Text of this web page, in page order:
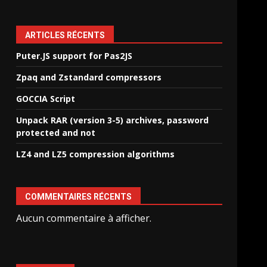
ARTICLES RÉCENTS
Puter.JS support for Pas2JS
Zpaq and Zstandard compressors
GOCCIA Script
Unpack RAR (version 3-5) archives, password
protected and not
LZ4 and LZ5 compression algorithms
COMMENTAIRES RÉCENTS
Aucun commentaire à afficher.